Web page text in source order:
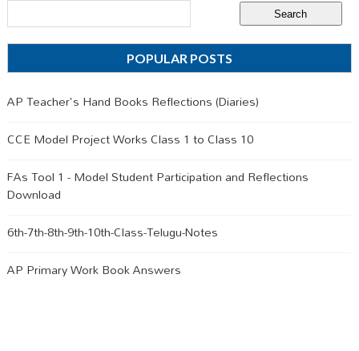
POPULAR POSTS
AP Teacher's Hand Books Reflections (Diaries)
CCE Model Project Works Class 1 to Class 10
FAs Tool 1 - Model Student Participation and Reflections
Download
6th-7th-8th-9th-10th-Class-Telugu-Notes
AP Primary Work Book Answers